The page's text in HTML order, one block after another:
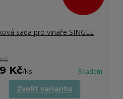
sada pro vinaře SINGLE
Kč/ks Skladem
Zvolit variantu